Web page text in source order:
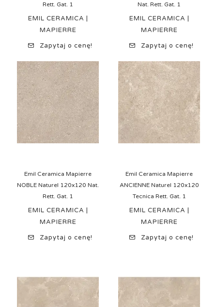
Rett. Gat. 1
EMIL CERAMICA |
MAPIERRE
Zapytaj o cenę!
Nat. Rett. Gat. 1
EMIL CERAMICA |
MAPIERRE
Zapytaj o cenę!
Emil Ceramica Mapierre
NOBLE Naturel 120x120 Nat.
Rett. Gat. 1
EMIL CERAMICA |
MAPIERRE
Zapytaj o cenę!
Emil Ceramica Mapierre
ANCIENNE Naturel 120x120
Tecnica Rett. Gat. 1
EMIL CERAMICA |
MAPIERRE
Zapytaj o cenę!